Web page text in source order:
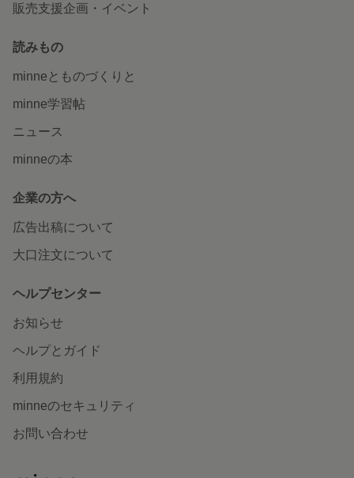
販売支援企画・イベント
読みもの
minneとものづくりと
minne学習帖
ニュース
minneの本
企業の方へ
広告出稿について
大口注文について
ヘルプセンター
お知らせ
ヘルプとガイド
利用規約
minneのセキュリティ
お問い合わせ